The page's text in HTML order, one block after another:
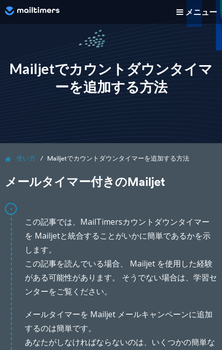
メニュー
どのように動作しますか？
使い方
ブログ
新規登録
Mailjetでカウントダウンタイマ
ーを追加する方法
使い方 Mailjetでカウントダウンタイマーを追加する方法
メールタイマー付きのMailjet
この記事では、MailTimersカウントダウンタイマー
を Mailjetと統合することがいかに簡単であるかを示
します。
この記事を読んでいる場合、 Mailjet を使用した経験
がある可能性があります。 そうでない場合は、学習セ
ンターをご覧ください。
メールタイマーを Mailjet メールキャンペーンに追加
するのは簡単です。
あなたがしなければならないのは、いくつかの簡単な